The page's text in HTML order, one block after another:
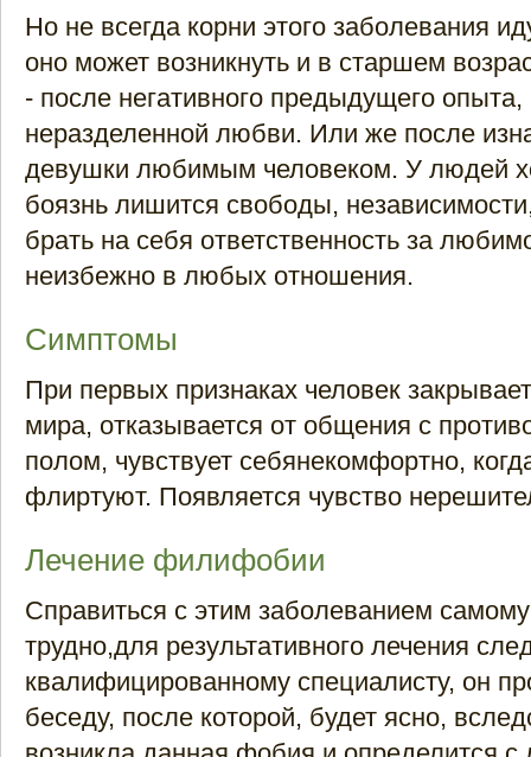
Но не всегда корни этого заболевания
оно может возникнуть и в старшем
- после негативного предыдущего
неразделенной любви. Или же после
девушки любимым человеком. У людей
боязнь лишится свободы,
брать на себя ответственность за
неизбежно в любых отношения.
Симптомы
При первых признаках человек
мира, отказывается от общения с
полом, чувствует себянекомфортно,
флиртуют. Появляется чувство
Лечение филифобии
Справиться с этим заболеванием
трудно,для результативного лечения
квалифицированному специалисту, он
беседу, после которой, будет ясно,